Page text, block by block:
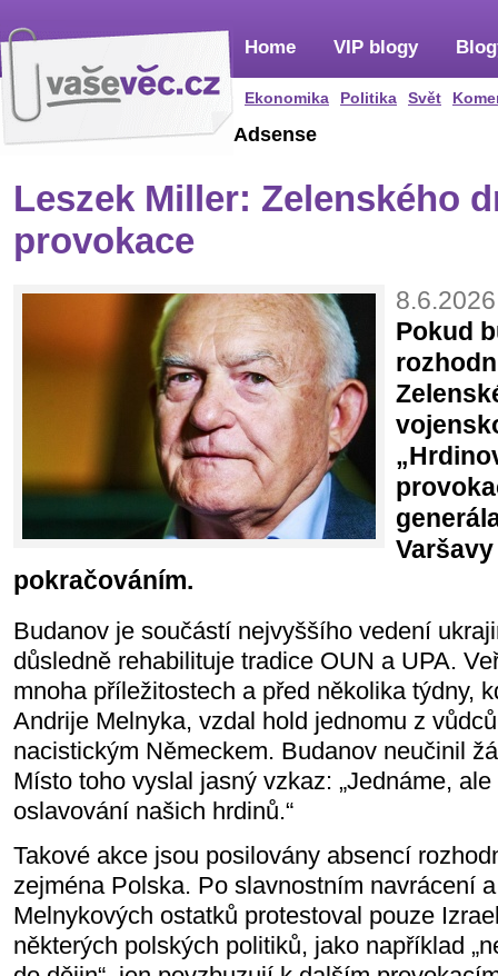
Home
Ekonomika Politika Svět
VIP blogy
Adsense
Leszek Miller: Zelenského
provokace
Pokud
pokračováním.
Budanov je součástí nejvyššího vedení
důsledně rehabilituje tradice OUN a UPA.
mnoha příležitostech a před několika týdny,
Andrije Melnyka, vzdal hold jednomu z
nacistickým Německem. Budanov neučinil
Místo toho vyslal jasný vzkaz: „Jednáme,
oslavování našich hrdinů.“
Takové akce jsou posilovány absencí
zejména Polska. Po slavnostním navrácení
Melnykových ostatků protestoval pouze
některých polských politiků, jako například